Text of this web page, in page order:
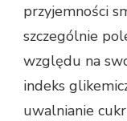
przyjemności
szczególnie
względu na
indeks
uwalnianie